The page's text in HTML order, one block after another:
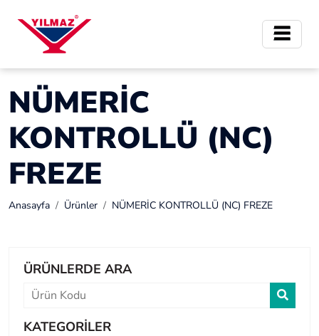
NÜMERİC
KONTROLLÜ (NC)
FREZE
Anasayfa Ürünler NÜMERİC KONTROLLÜ (NC) FREZE
ÜRÜNLERDE ARA
KATEGORİLER